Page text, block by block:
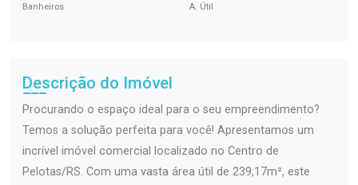
Banheiros A. Útil
Descrição do Imóvel
Procurando o espaço ideal para o seu empreendimento?
Temos a solução perfeita para você! Apresentamos um
incrível imóvel comercial localizado no Centro de
Pelotas/RS. Com uma vasta área útil de 239,17m², este